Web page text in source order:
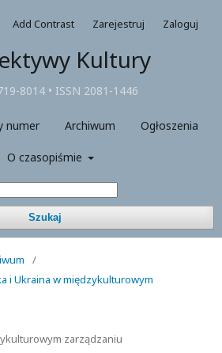
Kultury
8014 • ISSN 2081-1446
numer Archiwum Ogłoszenia
O czasopiśmie
Szukaj
Add Contrast Zarejestruj Zaloguj
/
i Ukraina w międzykulturowym
zarządzaniu